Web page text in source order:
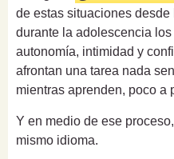
de estas situaciones
durante la adolescencia
autonomía, intimidad y
afrontan una tarea nada
mientras aprenden, poco a
Y en medio de ese
mismo idioma.